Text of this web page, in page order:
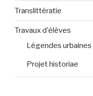
Translittératie
Travaux d'élèves
Légendes urbaines
Projet historiae